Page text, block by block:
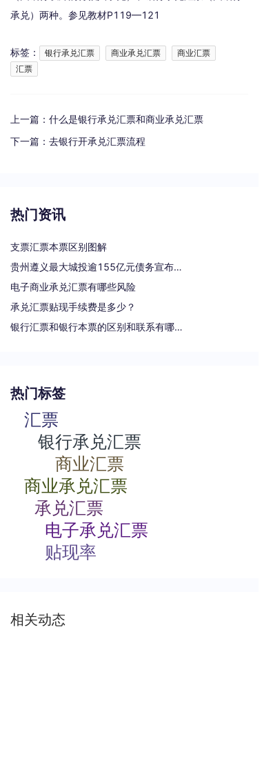
承兑）两种。参见教材P119—121
标签： 银行承兑汇票 商业承兑汇票
商业汇票
汇票
上一篇： 什么是银行承兑汇票和商业承兑汇票
下一篇： 去银行开承兑汇票流程
热门资讯
支票汇票本票区别图解
贵州遵义最大城投逾155亿元债务宣布重组
电子商业承兑汇票有哪些风险
承兑汇票贴现手续费是多少？
银行汇票和银行本票的区别和联系有哪些（一文读懂支票、本票和汇票的区别）
热门标签
汇票
银行承兑汇票
商业汇票
商业承兑汇票
承兑汇票
电子承兑汇票
贴现率
相关动态